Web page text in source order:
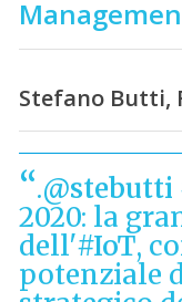
Stefano Butti,
.@stebutti
2020: la
dell'#IoT,
potenziale